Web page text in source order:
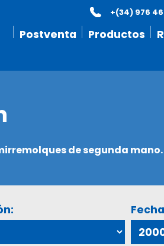
Postventa Productos
+(34) 976
de segunda mano.